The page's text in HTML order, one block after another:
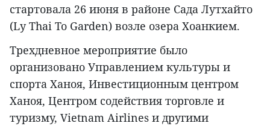
стартовала 26 июня в районе Сада Лутхайто
(Ly Thai To Garden) возле озера Хоанкием.
Трехдневное мероприятие было
организовано Управлением культуры и
спорта Ханоя, Инвестиционным центром
Ханоя, Центром содействия торговле и
туризму, Vietnam Airlines и другими